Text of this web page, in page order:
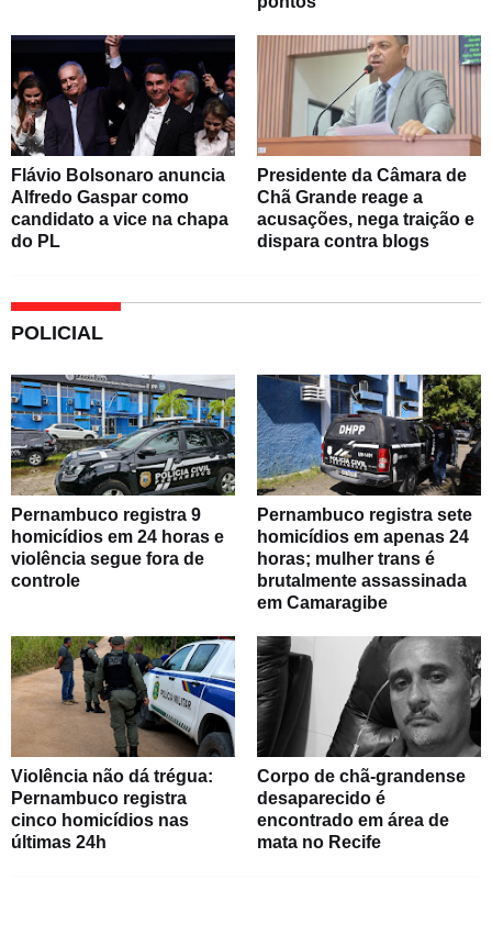
Flávio Bolsonaro anuncia
Alfredo Gaspar como
candidato a vice na chapa
do PL
Presidente da Câmara de
Chã Grande reage a
acusações, nega traição e
dispara contra blogs
POLICIAL
Pernambuco registra 9
homicídios em 24 horas e
violência segue fora de
controle
Pernambuco registra sete
homicídios em apenas 24
horas; mulher trans é
brutalmente assassinada
em Camaragibe
Violência não dá trégua:
Pernambuco registra
cinco homicídios nas
últimas 24h
Corpo de chã-grandense
desaparecido é
encontrado em área de
mata no Recife